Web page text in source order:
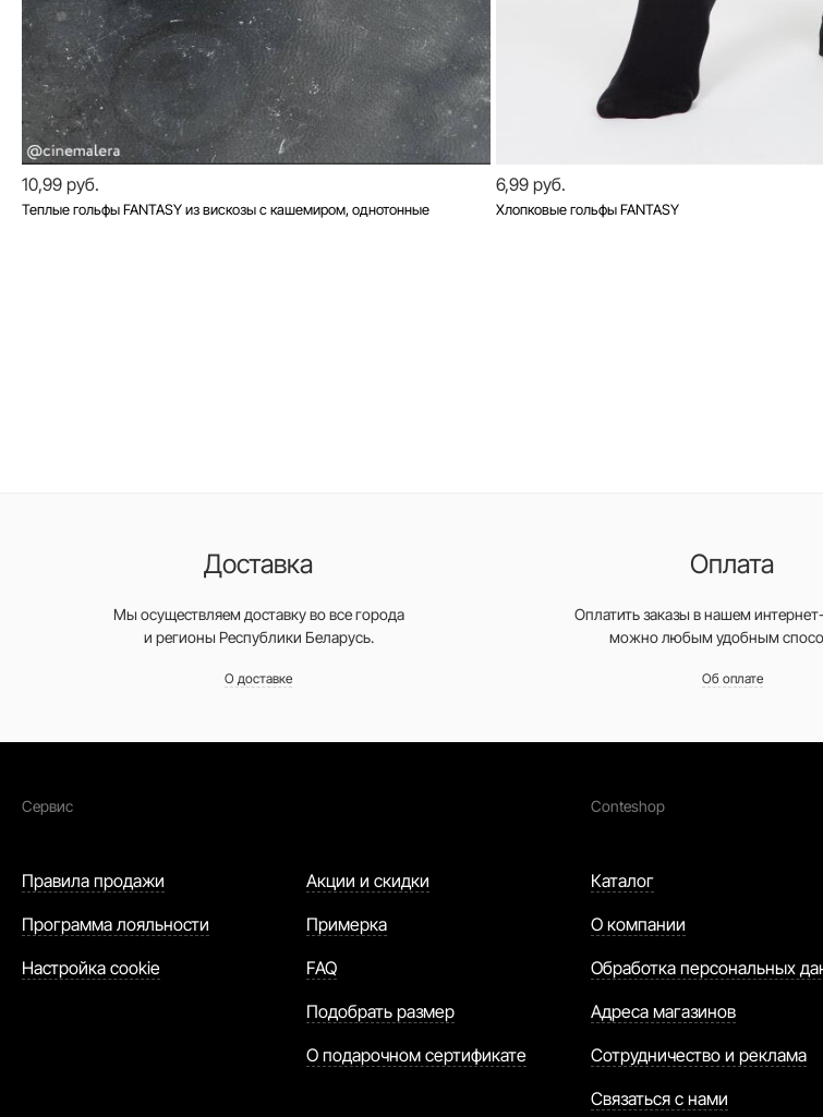
10,99 руб.
Теплые гольфы FANTASY из вискозы с кашемиром, однотонные
6,99 руб.
Хлопковые гольфы FANTASY
Доставка
Мы осуществляем доставку во все города
и регионы Республики Беларусь.
О доставке
Оплата
Оплатить заказы в нашем
можно любым удобным
Об оплате
Сервис
Правила продажи
Программа лояльности
Настройка cookie
Акции и скидки
Примерка
FAQ
Подобрать размер
О подарочном сертификате
Conteshop
Каталог
О компании
Обработка персональных
Адреса магазинов
Сотрудничество и реклама
Связаться с нами